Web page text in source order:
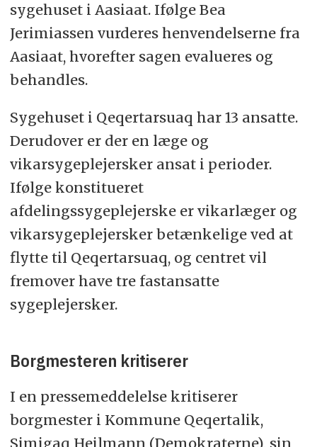
sygehuset i Aasiaat. Ifølge Bea
Jerimiassen vurderes henvendelserne fra
Aasiaat, hvorefter sagen evalueres og
behandles.
Sygehuset i Qeqertarsuaq har 13 ansatte.
Derudover er der en læge og
vikarsygeplejersker ansat i perioder.
Ifølge konstitueret
afdelingssygeplejerske er vikarlæger og
vikarsygeplejersker betænkelige ved at
flytte til Qeqertarsuaq, og centret vil
fremover have tre fastansatte
sygeplejersker.
Borgmesteren kritiserer
I en pressemeddelelse kritiserer
borgmester i Kommune Qeqertalik,
Simigaq Heilmann (Demokraterne), sin